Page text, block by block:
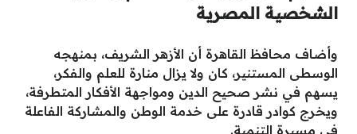
الشخصية المصرية
وأضاف محافظ القاهرة أن الأزهر الشريف، بمنهجه
الوسطى المستنير، كان ولا يزال منارة للعلم والفكر،
يسهم في نشر صحيح الدين ومواجهة الأفكار المتطرفة،
ويخرج كوادر قادرة على خدمة الوطن والمشاركة الفاعلة
في مسيرة التنمية.